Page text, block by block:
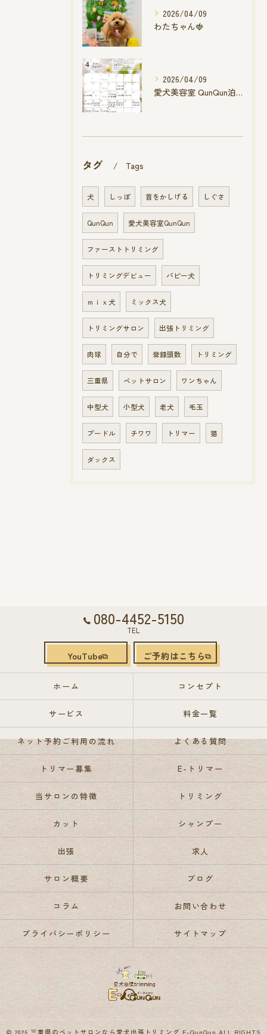
2026/04/09
わたちゃん🍓
2026/04/09
愛犬美容室 QunQun泊店 4月空き状況です
タグ Tags
犬 しっぽ 首をかしげる しぐさ
QunQun 愛犬美容室QunQun
ファーストトリミング
トリミングデビュー パピー犬
ｍｉｘ犬 ミックス犬
トリミングサロン 出張トリミング
肉球 自分で 登録頭数 トリミング
三重県 ペットサロン ワンちゃん
中型犬 小型犬 老犬 毛玉
プードル チワワ トリマー 猫
ダックス
080-4452-5150
TEL
YouTube ご予約はこちら
ホーム コンセプト
サービス 料金一覧
ネット予約ご利用の流れ よくある質問
トリマー募集 E-トリマー
当サロンの特徴 トリミング
カット シャンプー
出張 求人
サロン概要 ブログ
コラム お問い合わせ
プライバシーポリシー サイトマップ
© 2026 三重県のペットサロンなら愛犬出張トリミング E-QunQun ALL RIGHTS